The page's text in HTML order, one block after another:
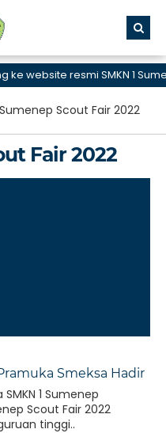
website resmi SMKN 1
Sumenep Scout Fair 2022
Fair 2022
Smeksa Hadir
1 Sumenep
Scout Fair 2022
tinggi..